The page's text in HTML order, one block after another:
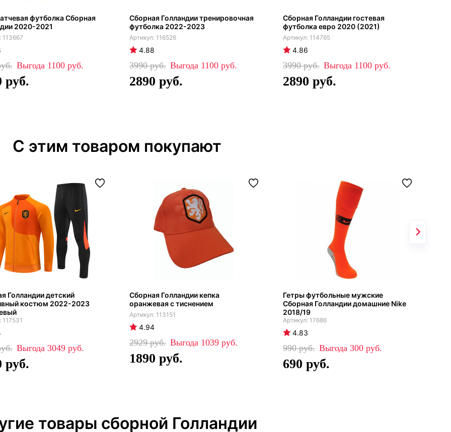
футболка Сборная
2020-2021
113667
1100
Сборная Голландии тренировочная
футболка 2022-2023
116526
4.88
3990 1100
2890
Сборная Голландии гостевая
футболка евро 2020 (2021)
114765
4.86
3990 1100
2890
С этим товаром покупают
Голландии детский
костюм 2022-2023
117531
3049
Сборная Голландии кепка
оранжевая с тиснением
113151
4.94
2929 1039
1890
Гетры футбольные мужские
Сборная Голландии домашние Nike
2018/19
17686
4.83
990 300
690
товары сборной Голландии